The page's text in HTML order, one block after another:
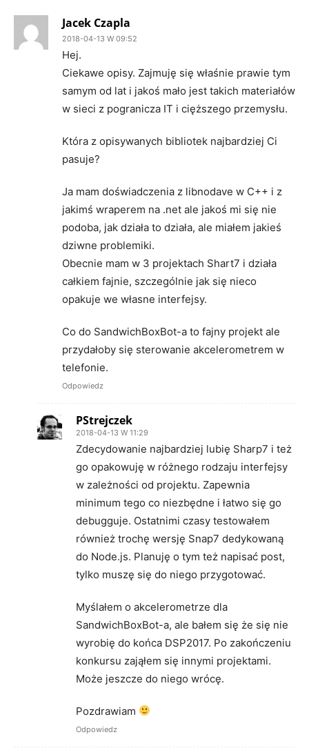
Jacek Czapla
2018-04-13 W 09:52
Hej.
Ciekawe opisy. Zajmuję się właśnie prawie tym
samym od lat i jakoś mało jest takich materiałów
w sieci z pogranicza IT i cięższego przemysłu.
Która z opisywanych bibliotek najbardziej Ci
pasuje?
Ja mam doświadczenia z libnodave w C++ i z
jakimś wraperem na .net ale jakoś mi się nie
podoba, jak działa to działa, ale miałem jakieś
dziwne problemiki.
Obecnie mam w 3 projektach Shart7 i działa
całkiem fajnie, szczególnie jak się nieco
opakuje we własne interfejsy.
Co do SandwichBoxBot-a to fajny projekt ale
przydałoby się sterowanie akcelerometrem w
telefonie.
Odpowiedz
PStrejczek
2018-04-13 W 11:29
Zdecydowanie najbardziej lubię Sharp7 i też
go opakowuję w różnego rodzaju interfejsy
w zależności od projektu. Zapewnia
minimum tego co niezbędne i łatwo się go
debugguje. Ostatnimi czasy testowałem
również trochę wersję Snap7 dedykowaną
do Node.js. Planuję o tym też napisać post,
tylko muszę się do niego przygotować.
Myślałem o akcelerometrze dla
SandwichBoxBot-a, ale bałem się że się nie
wyrobię do końca DSP2017. Po zakończeniu
konkursu zająłem się innymi projektami.
Może jeszcze do niego wrócę.
Pozdrawiam
Odpowiedz